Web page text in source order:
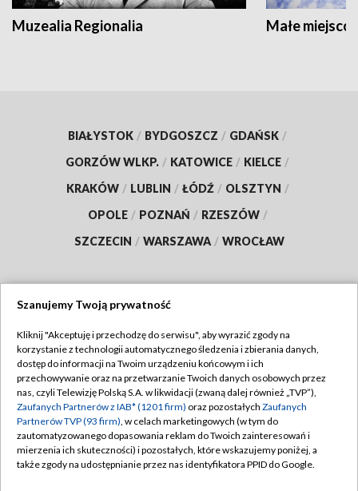
Muzealia Regionalia Małe
BIAŁYSTOK / BYDGOSZCZ / GDAŃSK /
GORZÓW WLKP. / KATOWICE / KIELCE /
KRAKÓW / LUBLIN / ŁÓDŹ / OLSZTYN /
OPOLE / POZNAŃ / RZESZÓW /
SZCZECIN / WARSZAWA / WROCŁAW
TVP
Abonament TVP
Emisja w TVP
Centrum informacji TVP
Naziemna Telewizja Cyfrowa
Regulamin TVP
Polityka prywatności
Moje zgody
Pomoc
Szanujemy Twoją prywatność
Kliknij "Akceptuję i przechodzę do serwisu", aby wyrazić zgody na
korzystanie z technologii automatycznego śledzenia i zbierania danych,
dostęp do informacji na Twoim urządzeniu końcowym i ich
przechowywanie oraz na przetwarzanie Twoich danych osobowych przez
nas, czyli Telewizję Polską S.A. w likwidacji (zwaną dalej również „TVP”),
Zaufanych Partnerów z IAB* (1201 firm) oraz pozostałych Zaufanych
Partnerów TVP (93 firm), w celach marketingowych (w tym do
zautomatyzowanego dopasowania reklam do Twoich zainteresowań i
mierzenia ich skuteczności) i pozostałych, które wskazujemy poniżej, a
także zgody na udostępnianie przez nas identyfikatora PPID do Google.